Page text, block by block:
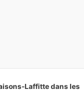
Laffitte dans les